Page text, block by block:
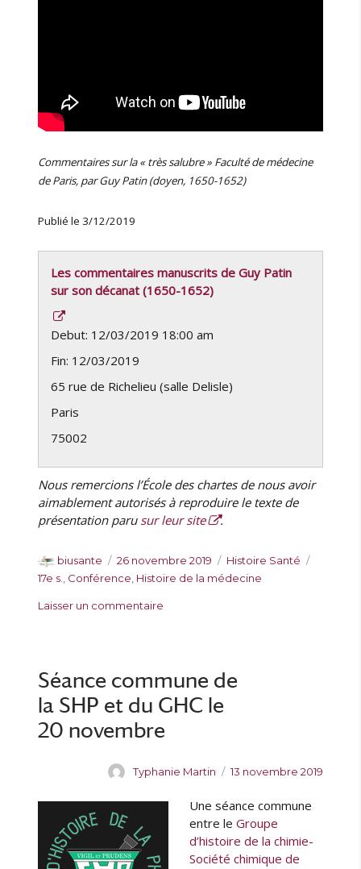
Commentaires sur la « très salubre » Faculté de médecine
de Paris, par Guy Patin (doyen, 1650-1652)
Publié le 3/12/2019
Les commentaires manuscrits de Guy Patin
sur son décanat (1650-1652)
Debut: 12/03/2019 18:00 am
Fin: 12/03/2019
65 rue de Richelieu (salle Delisle)
Paris
75002
Nous remercions l’École des chartes de nous avoir
aimablement autorisés à reproduire le texte de
présentation paru sur leur site .
A
u
e
biusante
P
u
l
e
26 novembre 2019
C
a
i
Histoire Santé
17e s. Conférence Histoire de la médecine
Laisser un commentaire
n
r
n
Séance commune de
la SHP et du GHC le
20 novembre
A
t
u
r
Typhanie Martin
P
b
l
i
é
13 novembre 2019
Une séance commune
entre leGroupe
d’histoire de la chimie-
Société chimique de